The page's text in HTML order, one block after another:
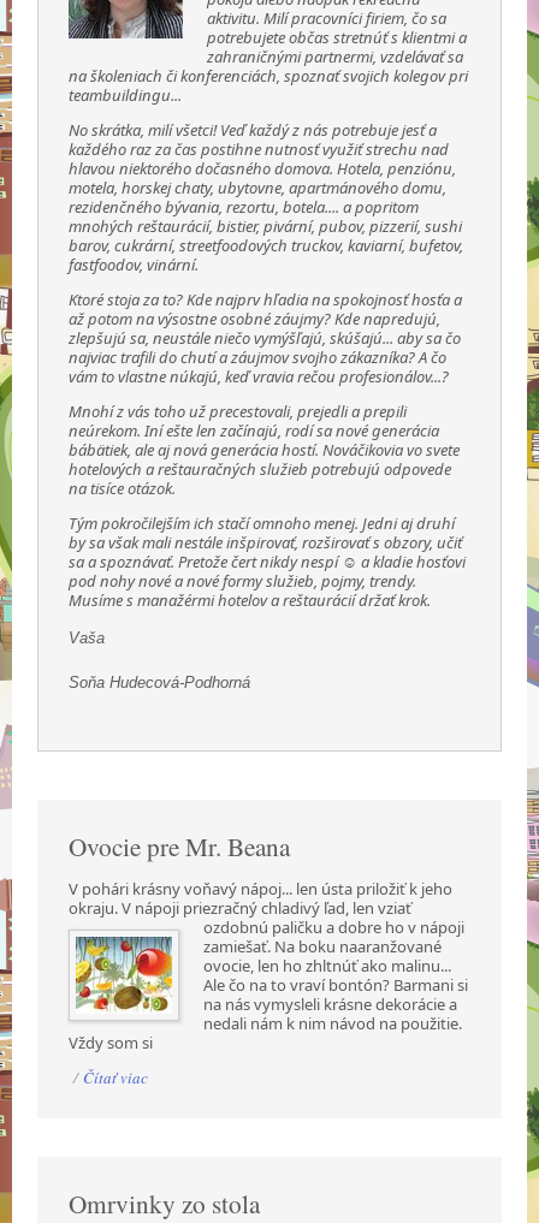
aktivitu. Milí pracovníci firiem, čo sa
potrebujete občas stretnúť s klientmi a
zahraničnými partnermi, vzdelávať sa
na školeniach či konferenciách, spoznať svojich kolegov pri
teambuildingu...
No skrátka, milí všetci! Veď každý z nás potrebuje jesť a
každého raz za čas postihne nutnosť využiť strechu nad
hlavou niektorého dočasného domova. Hotela, penziónu,
motela, horskej chaty, ubytovne, apartmánového domu,
rezidenčného bývania, rezortu, botela.... a popritom
mnohých reštaurácií, bistier, pivární, pubov, pizzerií, sushi
barov, cukrární, streetfoodových truckov, kaviarní, bufetov,
fastfoodov, vinární.
Ktoré stoja za to? Kde najprv hľadia na spokojnosť hosťa a
až potom na výsostne osobné záujmy? Kde napredujú,
zlepšujú sa, neustále niečo vymýšľajú, skúšajú... aby sa čo
najviac trafili do chutí a záujmov svojho zákazníka? A čo
vám to vlastne núkajú, keď vravia rečou profesionálov...?
Mnohí z vás toho už precestovali, prejedli a prepili
neúrekom. Iní ešte len začínajú, rodí sa nové generácia
bábätiek, ale aj nová generácia hostí. Nováčikovia vo svete
hotelových a reštauračných služieb potrebujú odpovede
na tisíce otázok.
Tým pokročilejším ich stačí omnoho menej. Jedni aj druhí
by sa však mali nestále inšpirovať, rozširovať s obzory, učiť
sa a spoznávať. Pretože čert nikdy nespí ☺ a kladie hosťovi
pod nohy nové a nové formy služieb, pojmy, trendy.
Musíme s manažérmi hotelov a reštaurácií držať krok.
Vaša
Soňa Hudecová-Podhorná
Ovocie pre Mr. Beana
V pohári krásny voňavý nápoj... len ústa priložiť k jeho
okraju. V nápoji priezračný chladivý ľad, len vziať
ozdobnú paličku a dobre ho v nápoji
zamiešať. Na boku naaranžované
ovocie, len ho zhltnúť ako malinu...
Ale čo na to vraví bontón? Barmani si
na nás vymysleli krásne dekorácie a
nedali nám k nim návod na použitie.
Vždy som si
/ Čítať viac
Omrvinky zo stola